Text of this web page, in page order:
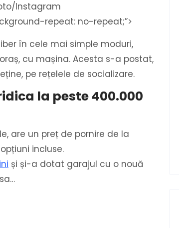
Instagram
repeat: no-repeat;”>
în cele mai simple moduri,
cu mașina. Acesta s-a postat,
pe rețelele de socializare.
la peste 400.000
are un preț de pornire de la
incluse.
și și-a dotat garajul cu o nouă